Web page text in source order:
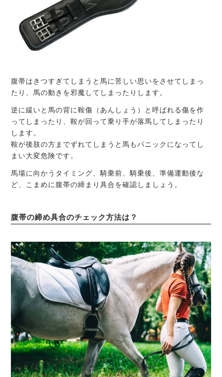
腹帯はきつすぎてしまうと馬に苦しい思いをさせてしまっ
たり、馬の動きを邪魔してしまったりします。
逆に緩いと馬の背に鞍傷（あんしょう）と呼ばれる傷を作
ってしまったり、鞍が回って乗り手が落馬してしまったり
します。
鞍が後肢の方までずれてしまうと馬もパニックになってし
まい大変危険です。
馬場に向かうタイミング、騎乗前、騎乗後、準備運動後な
ど、こまめに腹帯の締まり具合を確認しましょう。
腹帯の締め具合のチェック方法は？